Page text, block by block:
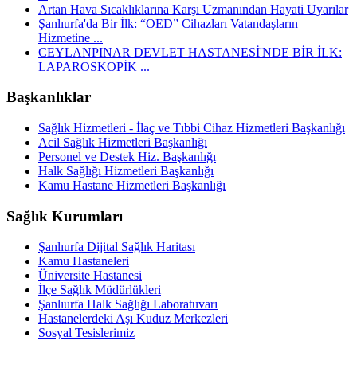
Artan Hava Sıcaklıklarına Karşı Uzmanından Hayati Uyarılar
Şanlıurfa'da Bir İlk: “OED” Cihazları Vatandaşların
Hizmetine ...
CEYLANPINAR DEVLET HASTANESİ'NDE BİR İLK:
LAPAROSKOPİK ...
Başkanlıklar
Sağlık Hizmetleri - İlaç ve Tıbbi Cihaz Hizmetleri Başkanlığı
Acil Sağlık Hizmetleri Başkanlığı
Personel ve Destek Hiz. Başkanlığı
Halk Sağlığı Hizmetleri Başkanlığı
Kamu Hastane Hizmetleri Başkanlığı
Sağlık Kurumları
Şanlıurfa Dijital Sağlık Haritası
Kamu Hastaneleri
Üniversite Hastanesi
İlçe Sağlık Müdürlükleri
Şanlıurfa Halk Sağlığı Laboratuvarı
Hastanelerdeki Aşı Kuduz Merkezleri
Sosyal Tesislerimiz